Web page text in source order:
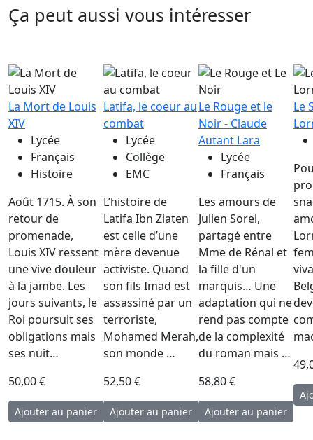
Ça peut aussi vous intéresser
La Mort de Louis
XIV
Lycée
Français
Histoire
Août 1715. À son
retour de
promenade,
Louis XIV ressent
une vive douleur
à la jambe. Les
jours suivants, le
Roi poursuit ses
obligations mais
ses nuit…
50,00 €
Latifa, le coeur au
combat
Lycée
Collège
EMC
L’histoire de
Latifa Ibn Ziaten
est celle d’une
mère devenue
activiste. Quand
son fils Imad est
assassiné par un
terroriste,
Mohamed Merah,
son monde …
52,50 €
Le Rouge et le
Noir - Claude
Autant Lara
Lycée
Français
Les amours de
Julien Sorel,
partagé entre
Mme de Rénal et
la fille d'un
marquis… Une
adaptation qui ne
rend pas compte
de la complexité
du roman mais …
58,80 €
Le